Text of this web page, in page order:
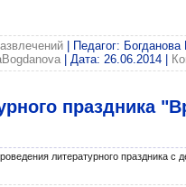
| Педагог:
| Дата: 26.06.2014
праздника
литературного праздника с